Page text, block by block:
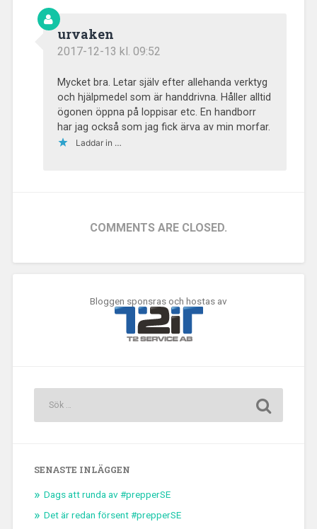
urvaken
2017-12-13 kl. 09:52
Mycket bra. Letar själv efter allehanda verktyg
och hjälpmedel som är handdrivna. Håller alltid
ögonen öppna på loppisar etc. En handborr
har jag också som jag fick ärva av min morfar.
Laddar in …
COMMENTS ARE CLOSED.
Bloggen sponsras och hostas av
SENASTE INLÄGGEN
Dags att runda av #prepperSE
Det är redan försent #prepperSE